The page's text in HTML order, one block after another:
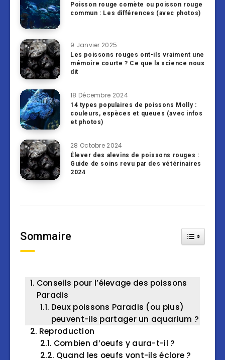
Poisson rouge comète ou poisson rouge
commun : Les différences (avec photos)
9 Janvier 2025
Les poissons rouges ont-ils vraiment une
mémoire courte ? Ce que la science nous
dit
18 Décembre 2024
14 types populaires de poissons Molly :
couleurs, espèces et queues (avec infos
et photos)
28 Octobre 2024
Élever des alevins de poissons rouges :
Guide de soins revu par des vétérinaires
2024
Sommaire Toggle
Conseils pour l’élevage des poissons
Paradis
Deux poissons Paradis (ou plus)
peuvent-ils partager un aquarium ?
Reproduction
Combien d’oeufs y aura-t-il ?
Quand les oeufs vont-ils éclore ?